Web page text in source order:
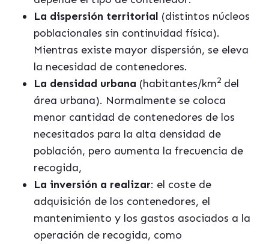
La dispersión territorial (distintos núcleos
poblacionales sin continuidad física).
Mientras existe mayor dispersión, se eleva
la necesidad de contenedores.
La densidad urbana (habitantes/km2 del
área urbana). Normalmente se coloca
menor cantidad de contenedores de los
necesitados para la alta densidad de
población, pero aumenta la frecuencia de
recogida,
La inversión a realizar: el coste de
adquisición de los contenedores, el
mantenimiento y los gastos asociados a la
operación de recogida, como